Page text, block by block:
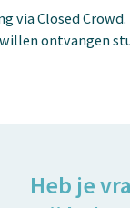
via Closed
ontvangen
Heb je